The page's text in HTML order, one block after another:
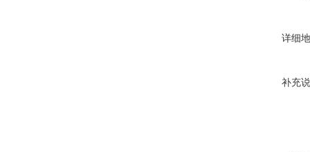
详细
补充